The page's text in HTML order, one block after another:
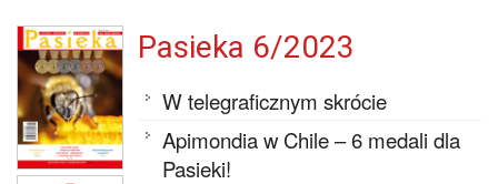
Pasieka 6/2023
W telegraficznym skrócie
Apimondia w Chile – 6 medali dla
Pasieki!